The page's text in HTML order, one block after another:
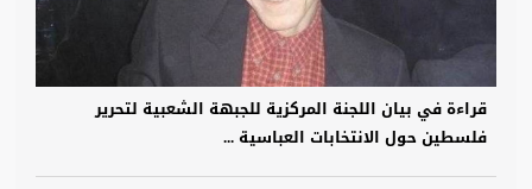
قراءة في بيان اللجنة المركزية للجبهة الشعبية لتحرير
فلسطين حول الانتخابات العباسية ...